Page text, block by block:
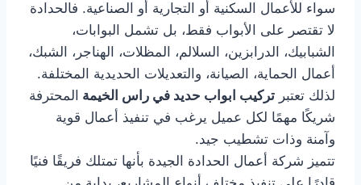
سواء للأعمال السكنية أو التجارية أو الصناعية. فالحدادة
لا تقتصر على الأبواب فقط، بل تشمل البوابات،
الشبابيك، الدرابزين، السلالم، المظلات، الهناجر، الشبك،
أعمال الحماية، الصيانة، والتعديلات الحديدية المختلفة.
لذلك تعتبر تركيب ابواب حديد في راس الخيمة المحترفة
شريكًا مهمًا لكل عميل يرغب في تنفيذ أعمال قوية
وآمنة وذات تشطيب جيد.
تتميز شركة أعمال الحدادة الجيدة بأنها تمتلك فريقًا فنيًا